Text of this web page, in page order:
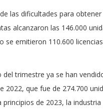
las dificultades para
alcanzaron las 146.000
se emitieron 110.600
del trimestre ya se han
2022, que fue de 274.700
de 2023, la